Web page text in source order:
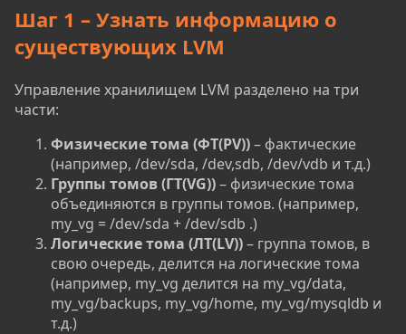
Шаг 1 – Узнать информацию о
существующих LVM
Управление хранилищем LVM разделено на три
части:
Физические тома (ФТ(PV))– фактические
(например, /dev/sda, /dev,sdb, /dev/vdb и т.д.)
Группы томов (ГТ(VG))– физические тома
объединяются в группы томов. (например,
my_vg = /dev/sda + /dev/sdb .)
Логические тома (ЛТ(LV))– группа томов, в
свою очередь, делится на логические тома
(например, my_vg делится на my_vg/data,
my_vg/backups, my_vg/home, my_vg/mysqldb и
т.д.)